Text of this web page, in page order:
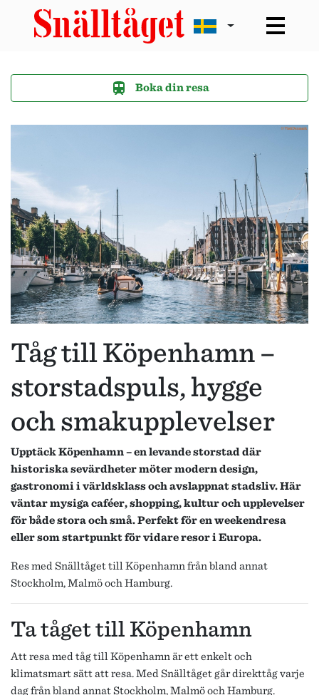
Boka din resa
Tåg till Köpenhamn –
storstadspuls, hygge
och smakupplevelser
Upptäck Köpenhamn – en levande storstad där
historiska sevärdheter möter modern design,
gastronomi i världsklass och avslappnat stadsliv. Här
väntar mysiga caféer, shopping, kultur och upplevelser
för både stora och små. Perfekt för en weekendresa
eller som startpunkt för vidare resor i Europa.
Res med Snälltåget till Köpenhamn från bland annat
Stockholm, Malmö och Hamburg.
Ta tåget till Köpenhamn
Att resa med tåg till Köpenhamn är ett enkelt och
klimatsmart sätt att resa. Med Snälltåget går direkttåg varje
dag från bland annat Stockholm, Malmö och Hamburg.